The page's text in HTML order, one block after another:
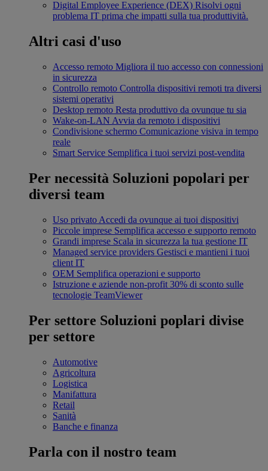
Digital Employee Experience (DEX) Risolvi ogni
problema IT prima che impatti sulla tua produttività.
Altri casi d'uso
Accesso remoto Migliora il tuo accesso con connessioni
in sicurezza
Controllo remoto Controlla dispositivi remoti tra diversi
sistemi operativi
Desktop remoto Resta produttivo da ovunque tu sia
Wake-on-LAN Avvia da remoto i dispositivi
Condivisione schermo Comunicazione visiva in tempo
reale
Smart Service Semplifica i tuoi servizi post-vendita
Per necessità Soluzioni popolari per
diversi team
Uso privato Accedi da ovunque ai tuoi dispositivi
Piccole imprese Semplifica accesso e supporto remoto
Grandi imprese Scala in sicurezza la tua gestione IT
Managed service providers Gestisci e mantieni i tuoi
client IT
OEM Semplifica operazioni e supporto
Istruzione e aziende non-profit 30% di sconto sulle
tecnologie TeamViewer
Per settore Soluzioni poplari divise
per settore
Automotive
Agricoltura
Logistica
Manifattura
Retail
Sanità
Banche e finanza
Parla con il nostro team